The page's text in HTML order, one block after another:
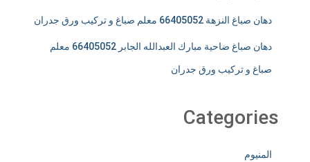
دهان صباغ النزهة 66405052 معلم صباغ و تركيب ورق جدران
دهان صباغ ضاحية مبارك العبدالله الجابر 66405052 معلم
صباغ و تركيب ورق جدران
Categories
المنيوم